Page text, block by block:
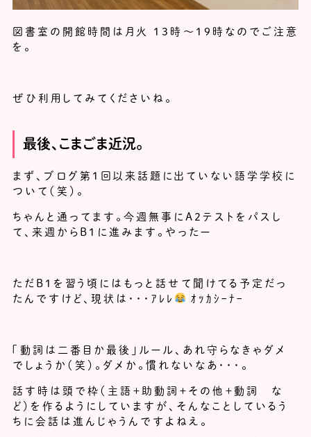
図書室の開館時間は月火 13時～19時なのでご注意
を。
ぜひ利用してみてくださいね。
最後、こまごま近況。
まず、ブログ第１回以来話題に出ていない語学学校に
ついて（笑）。
ちゃんと通ってます。今週無事にA2テストをパスし
て、来週からB1に進みます。やったー
ただB1を習う頃にはもっと話せて聞けてる予定だっ
たんですけど、現状は・・・ｱﾚﾚ
ｵｯｶｼｰﾅｰ
「動詞は二番目か最後」ルール、あれ守らなきゃダメ
でしょうか（笑）。ダメか。慣れないなあ・・・。
話す時は頭で枠（主語＋助動詞＋その他＋動詞 な
ど）を作るようにしていますが、そんなことしているう
ちに会話は進んじゃうんですよねえ。